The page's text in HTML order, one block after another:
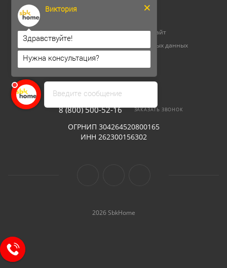
Договор купли-продажи через сайт
Соглашение на обработку персональных данных
Возврат и обмен
8 (800) 500-52-16 ЗАКАЗАТЬ ЗВОНОК
ОГРНИП 304264520800165
ИНН 262300156302
2026 SbkHome
Введите сообщение
Виктория
Здравствуйте!
Нужна консультация?